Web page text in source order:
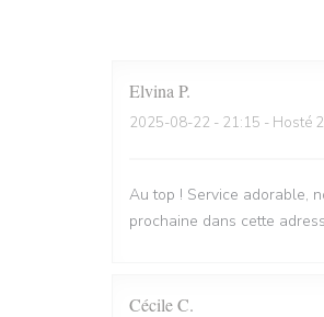
Elvina P
2025-08-22 - 21:15 - Hosté 2
Au top ! Service adorable,
prochaine dans cette
CécileC